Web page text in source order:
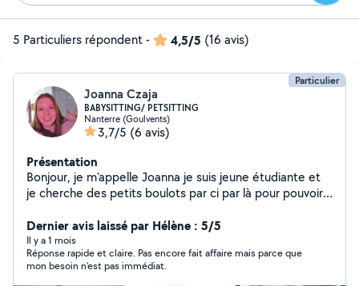
5 Particuliers répondent- 4,5/5 (16 avis)
Particulier
Joanna Czaja
BABYSITTING/ PETSITTING
Nanterre (Goulvents)
3,7/5 (6 avis)
Présentation
Bonjour, je m'appelle Joanna je suis jeune étudiante et
je cherche des petits boulots par ci par là pour pouvoir
d'enfants comme le babysitting mais aussi de l'aide au
devoirs de la maternelle jusqu'à la 2nd. Je m'occupe
aussi de pet sitting donc diferentes sorties ou visites
des animaux de compagnie. Pour plus d'informations
Dernier avis laissé par Hélène : 5/5
Il y a 1 mois
Réponse rapide et claire. Pas encore fait affaire mais parce que
mon besoin n'est pas immédiat.